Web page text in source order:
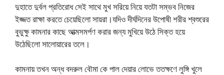
দুহাতে দুর্বল প্রতিরোধ সেই সাথে মুখ সরিয়ে নিয়ে যতটা সম্ভব নিজের
ইজ্জত রাক্ষা করতে চেয়েছিলো সায়রা।যদিও দীর্ঘদিনের উপোষী শরীর শ্বশুরের
বুভুক্ষু কামনার কাছে আত্মসমর্পণ করার জন্য মুখিয়ে উঠে সিক্ত হয়ে
উঠেছিলো সালোয়ারের তলে।
কামনায় তখন অন্ধ বদরুল বৌমা কে পাল দেয়ার লোভে ততক্ষণে লুঙ্গি খুলে